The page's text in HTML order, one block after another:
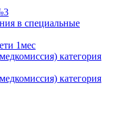
в специальные
1мес
категория
категория